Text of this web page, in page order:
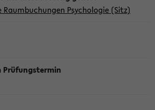
Raumbuchungen Psychologie (Sitz)